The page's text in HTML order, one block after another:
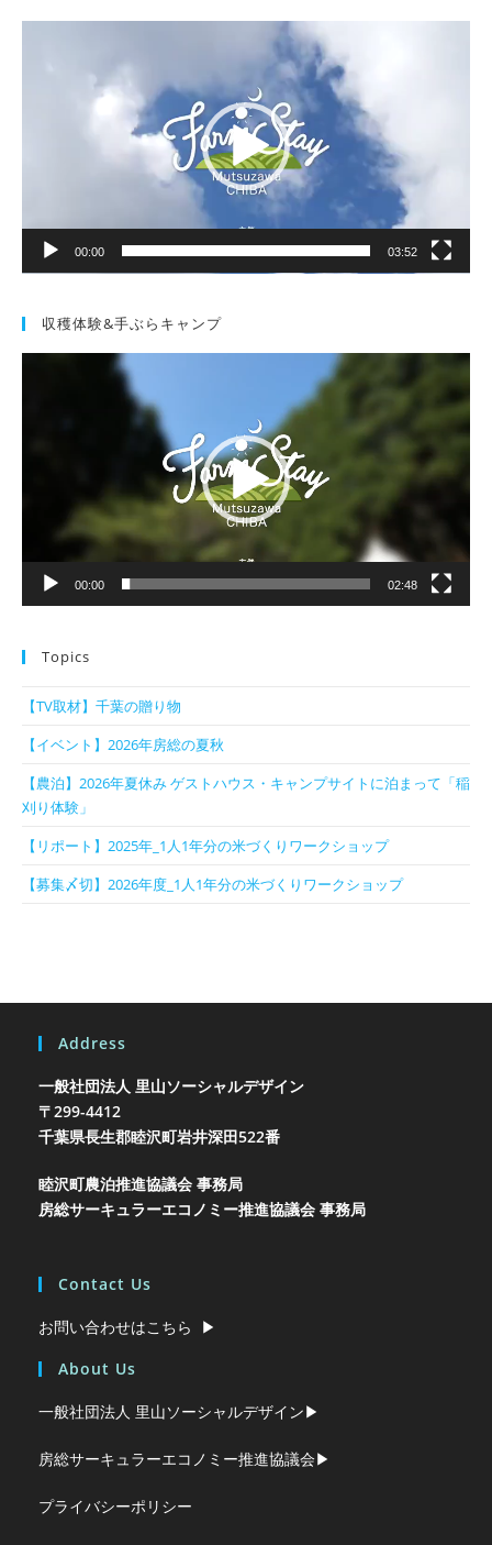
00:00 03:52
収穫体験&手ぶらキャンプ
00:00 02:48
Topics
【TV取材】千葉の贈り物
【イベント】2026年房総の夏秋
【農泊】2026年夏休み ゲストハウス・キャンプサイトに泊まって「稲
刈り体験」
【リポート】2025年_1人1年分の米づくりワークショップ
【募集〆切】2026年度_1人1年分の米づくりワークショップ
Address
一般社団法人 里山ソーシャルデザイン
〒299-4412
千葉県長生郡睦沢町岩井深田522番
睦沢町農泊推進協議会 事務局
房総サーキュラーエコノミー推進協議会 事務局
Contact Us
お問い合わせはこちら ▶︎
About Us
一般社団法人 里山ソーシャルデザイン▶︎
房総サーキュラーエコノミー推進協議会▶︎
プライバシーポリシー